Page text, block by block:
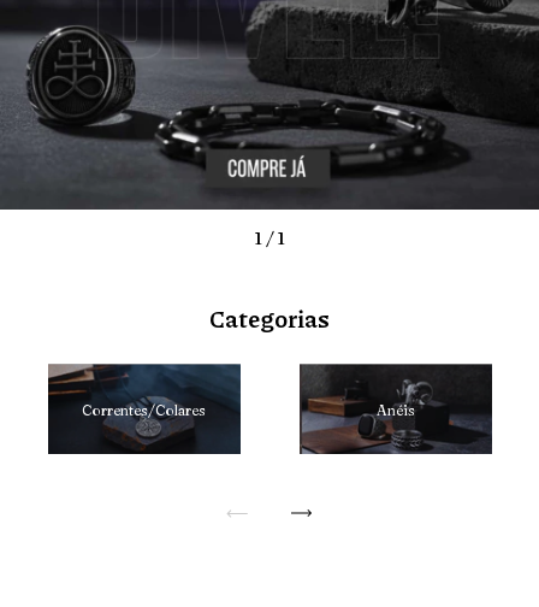
1/1
Categorias
Correntes/Colares Anéis